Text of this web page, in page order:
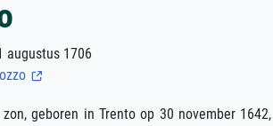
1706
geboren in Trento op 30 november